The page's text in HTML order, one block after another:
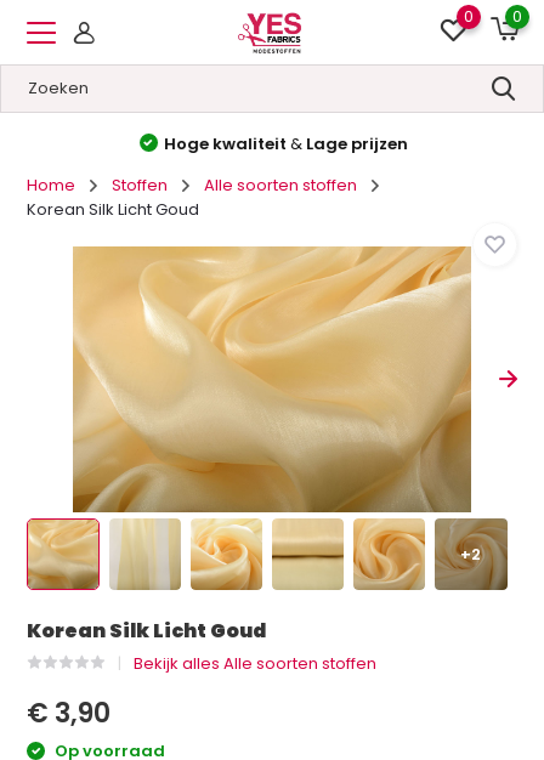
0 0
Hoge kwaliteit & Lage prijzen
Home
Stoffen
Alle soorten stoffen
Korean Silk Licht Goud
+2
Korean Silk Licht Goud
Bekijk alles Alle soorten stoffen
€ 3,90
Op voorraad